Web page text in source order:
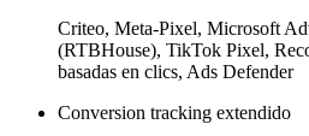
Criteo, Meta-Pixel, Microsoft
(RTBHouse), TikTok Pixel,
basadas en clics, Ads Defender
Conversion tracking extendido